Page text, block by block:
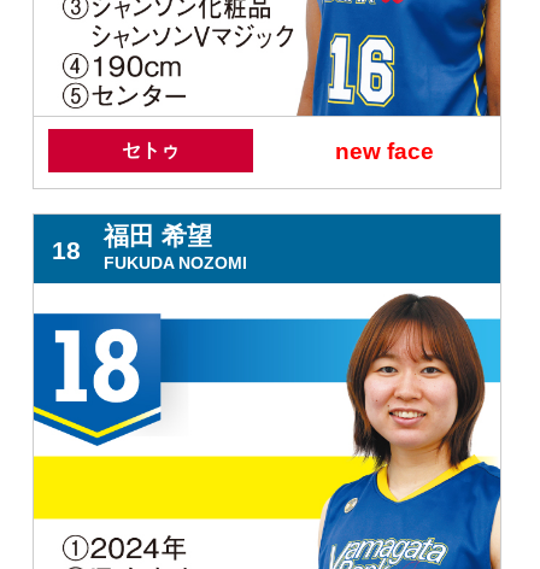
セトゥ new face
18
福田 希望
FUKUDA NOZOMI